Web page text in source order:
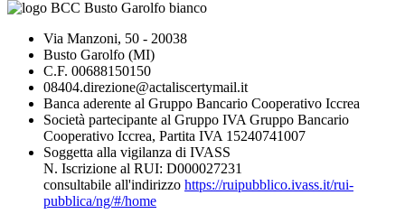
Via Manzoni, 50 - 20038
Busto Garolfo (MI)
C.F. 00688150150
08404.direzione@actaliscertymail.it
Banca aderente al Gruppo Bancario Cooperativo Iccrea
Società partecipante al Gruppo IVA Gruppo Bancario
Cooperativo Iccrea, Partita IVA 15240741007
Soggetta alla vigilanza di IVASS
N. Iscrizione al RUI: D000027231
consultabile all'indirizzo https://ruipubblico.ivass.it/rui-
pubblica/ng/#/home